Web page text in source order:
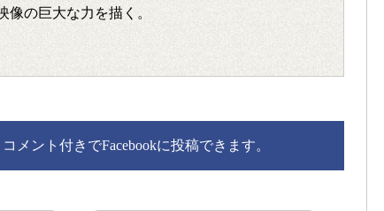
像の巨大な力を描く。
メント付きでFacebookに投稿できます。